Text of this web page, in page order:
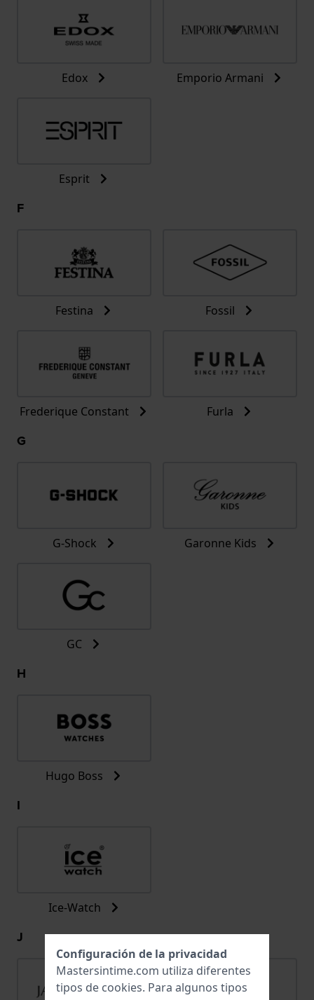
Edox Emporio Armani
Esprit
F
Festina Fossil
Frederique Constant Furla
G
G-Shock Garonne Kids
GC
H
Hugo Boss
I
Ice-Watch
J
Configuración de la privacidad
Mastersintime.com utiliza diferentes
tipos de cookies. Para algunos tipos